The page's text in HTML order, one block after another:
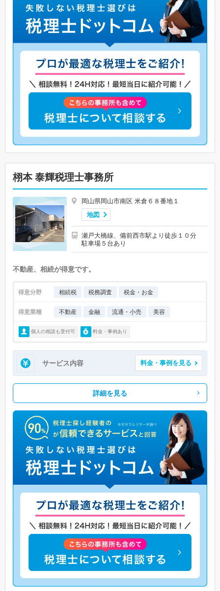
栩本 泰輝税理士事務所
岡山県岡山市南区 米倉６８番地１
地図
瀬戸大橋線、備前西市駅より徒歩１０分
駐車場５台あり
不動産、相続が得意です。
得意分野 相続税 税務調査 税金・お金
得意業種 不動産 金融 流通・小売 美容
個人の相談も受付可 料金・事例あり
サービス内容 料金・事例を見る
詳細を見る